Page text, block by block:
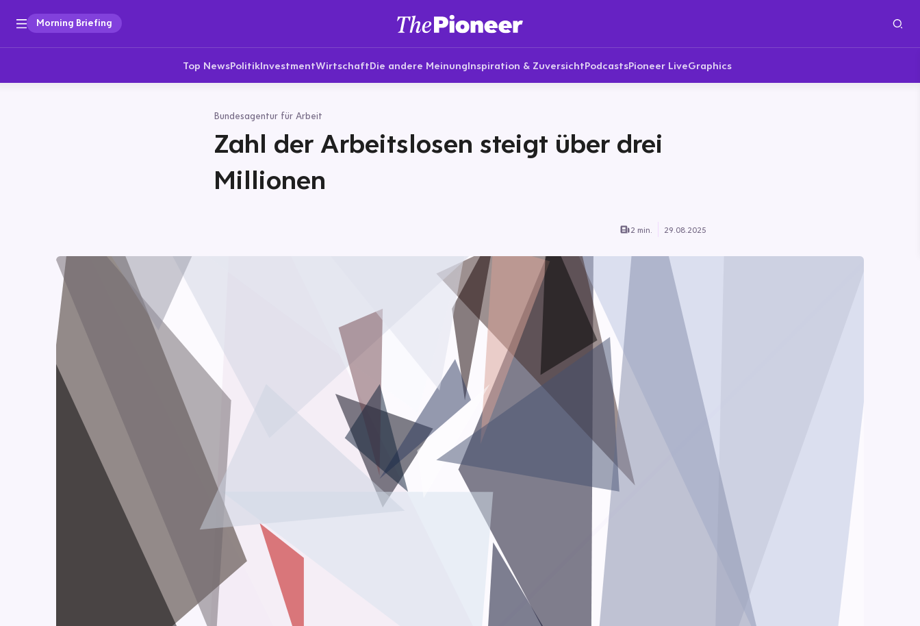
Morning Briefing
Top NewsPolitikInvestmentWirtschaftDie andere MeinungInspiration & ZuversichtPodcastsPioneer LiveGraphics
Bundesagentur für Arbeit
Zahl der Arbeitslosen steigt über drei
Millionen
2 min. 29.08.2025